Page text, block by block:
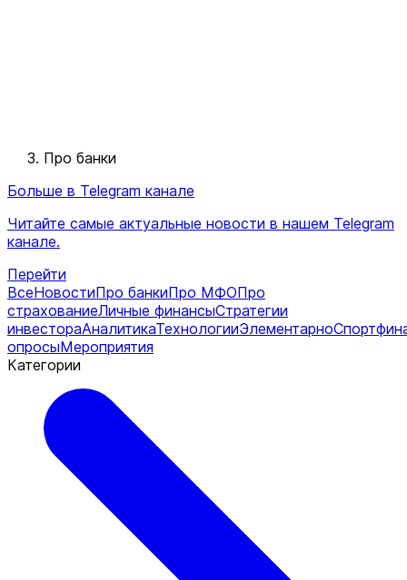
Про банки
Больше в Telegram канале
Читайте самые актуальные новости в нашем Telegram
канале.
Перейти
ВсеНовостиПро банкиПро МФОПро
страхованиеЛичные финансыСтратегии
инвестораАналитикаТехнологииЭлементарно
опросыМероприятия
Категории